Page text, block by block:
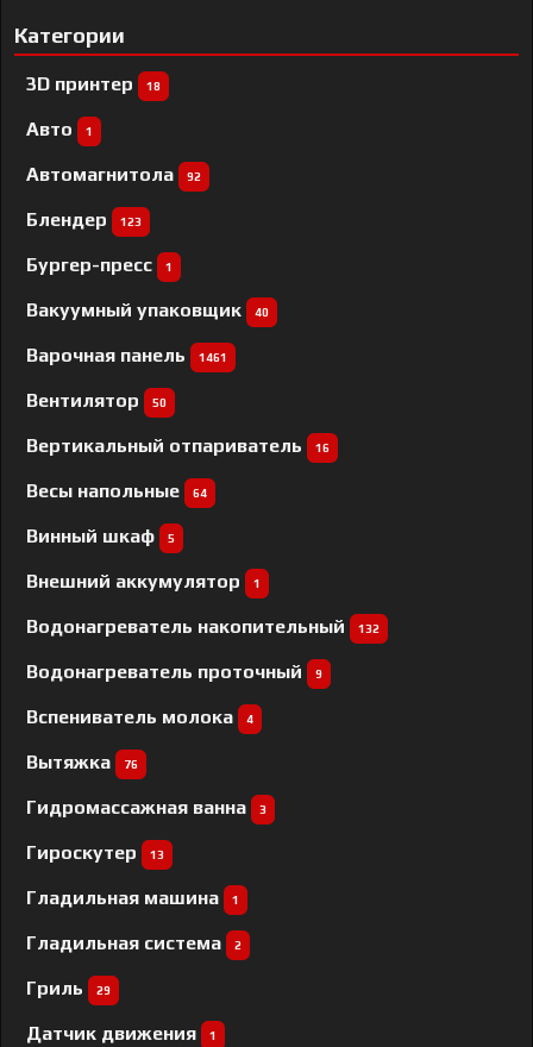
Категории
3D принтер 18
Авто 1
Автомагнитола 92
Блендер 123
Бургер-пресс 1
Вакуумный упаковщик 40
Варочная панель 1461
Вентилятор 50
Вертикальный отпариватель 16
Весы напольные 64
Винный шкаф 5
Внешний аккумулятор 1
Водонагреватель накопительный 132
Водонагреватель проточный 9
Вспениватель молока 4
Вытяжка 76
Гидромассажная ванна 3
Гироскутер 13
Гладильная машина 1
Гладильная система 2
Гриль 29
Датчик движения 1